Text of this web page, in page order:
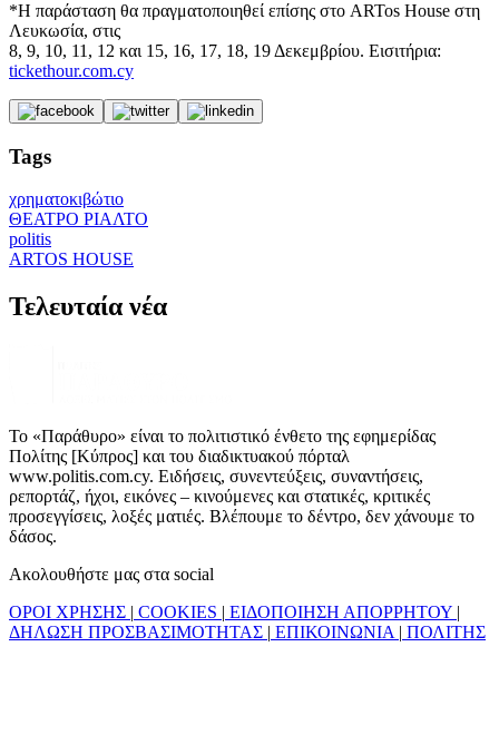
*Η παράσταση θα πραγματοποιηθεί επίσης στο ARTos House στη
Λευκωσία, στις
8, 9, 10, 11, 12 και 15, 16, 17, 18, 19 Δεκεμβρίου. Εισιτήρια:
tickethour.com.cy
Tags
χρηματοκιβώτιο
ΘΕΑΤΡΟ ΡΙΑΛΤΟ
politis
ARTOS HOUSE
Τελευταία νέα
Το «Παράθυρο» είναι το πολιτιστικό ένθετο της εφημερίδας
Πολίτης [Κύπρος] και του διαδικτυακού πόρταλ
www.politis.com.cy. Ειδήσεις, συνεντεύξεις, συναντήσεις,
ρεπορτάζ, ήχοι, εικόνες – κινούμενες και στατικές, κριτικές
προσεγγίσεις, λοξές ματιές. Βλέπουμε το δέντρο, δεν χάνουμε το
δάσος.
Ακολουθήστε μας στα social
ΟΡΟΙ ΧΡΗΣΗΣ | COOKIES | ΕΙΔΟΠΟΙΗΣΗ ΑΠΟΡΡΗΤΟΥ |
ΔΗΛΩΣΗ ΠΡΟΣΒΑΣΙΜΟΤΗΤΑΣ | ΕΠΙΚΟΙΝΩΝΙΑ | ΠΟΛΙΤΗΣ